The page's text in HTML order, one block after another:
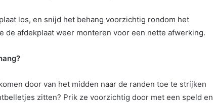
los, en snijd het behang voorzichtig rondom het
de afdekplaat weer monteren voor een nette afwerking.
door van het midden naar de randen toe te strijken
zitten? Prik ze voorzichtig door met een speld en